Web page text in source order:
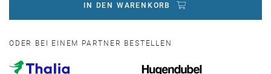
IN DEN WARENKORB
ODER BEI EINEM PARTNER BESTELLEN